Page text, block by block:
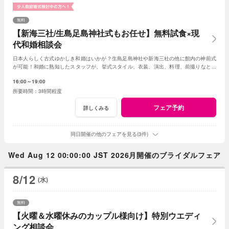
【新海三社/生島足島神社式もお任せ】無料試食×現
代和婚相談会
無料
日本人らしく古式ゆかしき和婚はいかが？生島足島神社や新海三社の他に館内の神前式
が可能！和婚に熟知したスタッフが、挙式スタイル、衣装、演出、料理、前撮りなどト
16:00～19:00
3時間程度
詳しくみる フェア予約
同日開催の他のフェアを見る(3件)
Wed Aug 12 00:00:00 JST 2026月開催のブライダルフェア
8/12 (水)
【火曜＆水曜休みのカップル様向け】特別ウエディ
無料